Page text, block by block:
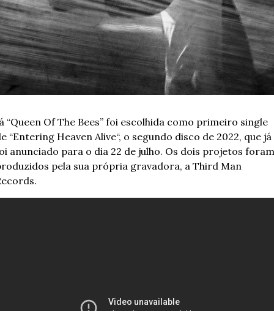
“Queen Of The Bees” foi escolhida como primeiro single
“Entering Heaven Alive“, o segundo disco de 2022, que já
anunciado para o dia 22 de julho. Os dois projetos foram
pela sua própria gravadora, a Third Man